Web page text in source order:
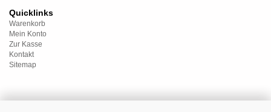
Quicklinks
Warenkorb
Mein Konto
Zur Kasse
Kontakt
Sitemap